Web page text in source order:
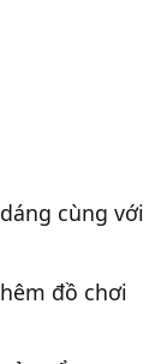
cùng với
đồ chơi